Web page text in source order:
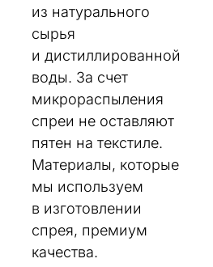
из натурального
сырья
и дистиллированной
воды. За счет
микрораспыления
спреи не оставляют
пятен на текстиле.
Материалы, которые
мы используем
в изготовлении
спрея, премиум
качества.